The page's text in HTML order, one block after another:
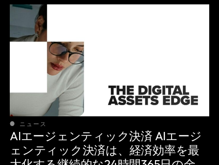
ニュース
AIエージェンティック決済 AIエージ
ェンティック決済は、経済効率を最